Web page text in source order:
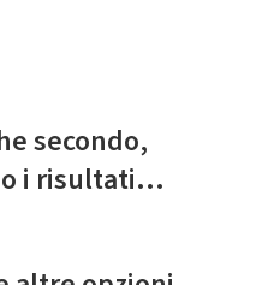
secondo,
i risultati...